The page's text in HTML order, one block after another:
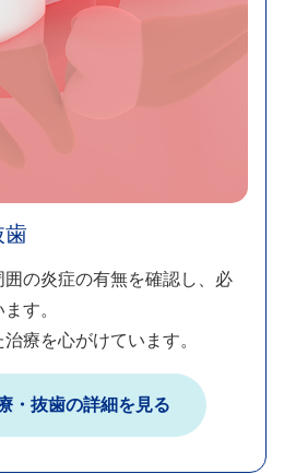
歯​
の炎症の有無を確認し、必
す。​
療を心がけています。​​
・抜歯​​の詳細を見る​